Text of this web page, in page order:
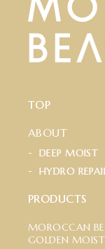
TOP
ABOUT
DEEP MOIST
HYDRO REPAI
PRODUCTS
MOROCCAN
GOLDEN